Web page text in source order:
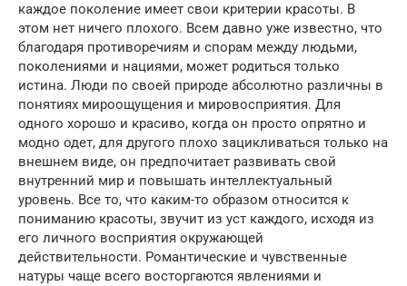
каждое поколение имеет свои критерии красоты. В
этом нет ничего плохого. Всем давно уже известно, что
благодаря противоречиям и спорам между людьми,
поколениями и нациями, может родиться только
истина. Люди по своей природе абсолютно различны в
понятиях мироощущения и мировосприятия. Для
одного хорошо и красиво, когда он просто опрятно и
модно одет, для другого плохо зацикливаться только на
внешнем виде, он предпочитает развивать свой
внутренний мир и повышать интеллектуальный
уровень. Все то, что каким-то образом относится к
пониманию красоты, звучит из уст каждого, исходя из
его личного восприятия окружающей
действительности. Романтические и чувственные
натуры чаще всего восторгаются явлениями и